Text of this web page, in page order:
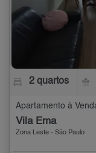
2 quartos
Apartamento à
Vila Ema
Zona Leste - São Paulo